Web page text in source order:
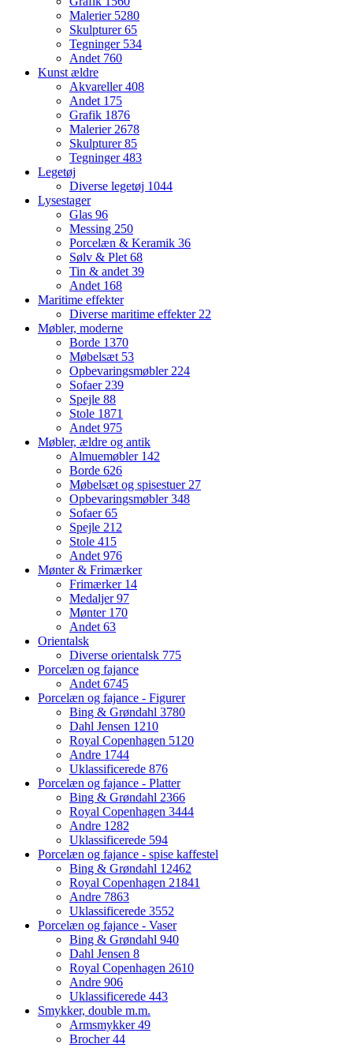
Malerier 5280
Skulpturer65
Tegninger 534
Andet 760
Kunst ældre
Akvareller408
Andet 175
Grafik 1876
Malerier 2678
Skulpturer85
Tegninger483
Legetøj
Diverse legetøj 1044
Lysestager
Glas 96
Messing 250
Porcelæn & Keramik 36
Sølv & Plet 68
Tin & andet 39
Andet 168
Maritime effekter
Diverse maritime effekter 22
Møbler, moderne
Borde 1370
Møbelsæt 53
Opbevaringsmøbler 224
Sofaer 239
Spejle 88
Stole 1871
Andet 975
Møbler, ældre og antik
Almuemøbler 142
Borde 626
Møbelsæt og spisestuer 27
Opbevaringsmøbler348
Sofaer65
Spejle 212
Stole 415
Andet 976
Mønter & Frimærker
Frimærker 14
Medaljer97
Mønter 170
Andet 63
Orientalsk
Diverse orientalsk 775
Porcelæn og fajance
Andet 6745
Porcelæn og fajance - Figurer
Bing & Grøndahl 3780
Dahl Jensen 1210
Royal Copenhagen 5120
Andre 1744
Uklassificerede 876
Porcelæn og fajance - Platter
Bing & Grøndahl 2366
Royal Copenhagen 3444
Andre 1282
Uklassificerede 594
Porcelæn og fajance - spise kaffestel
Bing & Grøndahl 12462
Royal Copenhagen 21841
Andre 7863
Uklassificerede 3552
Porcelæn og fajance - Vaser
Bing & Grøndahl 940
Dahl Jensen 8
Royal Copenhagen 2610
Andre 906
Uklassificerede 443
Smykker, double m.m.
Armsmykker49
Brocher44